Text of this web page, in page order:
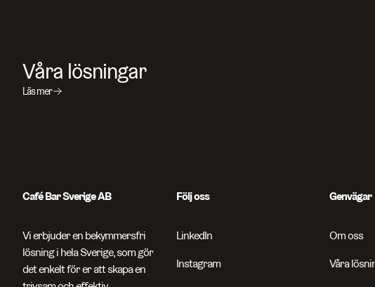
Våra lösningar
Läs mer
Café Bar Sverige AB
Vi erbjuder en bekymmersfri
lösning i hela Sverige, som gör
det enkelt för er att skapa en
Följ oss
LinkedIn
Instagram
Genvägar
Om oss
Våra